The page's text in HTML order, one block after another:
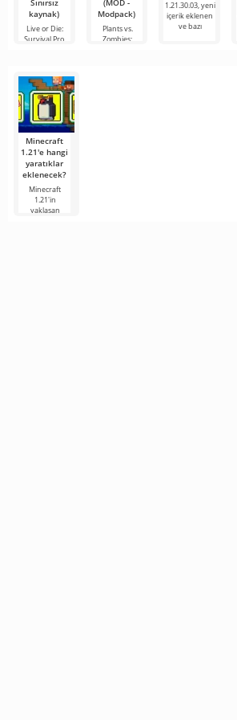
Sınırsız
kaynak)
Live or Die:
Survival Pro,
(MOD -
Modpack)
Plants vs.
Zombies:
1.21.30.03, yeni
içerik eklenen
ve bazı
Minecraft
1.21'e hangi
yaratıklar
eklenecek?
Minecraft
1.21'in
yaklaşan